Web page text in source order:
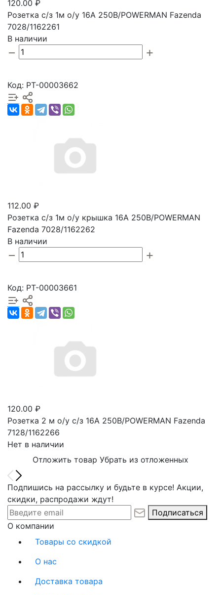
120.00 ₽
Розетка с/з 1м о/у 16А 250В/POWERMAN Fazenda
7028/1162261
В наличии
Код: РТ-00003662
112.00 ₽
Розетка с/з 1м о/у крышка 16А 250В/POWERMAN
Fazenda 7028/1162262
В наличии
Код: РТ-00003661
120.00 ₽
Розетка 2 м о/у с/з 16А 250В/POWERMAN Fazenda
7128/1162266
Нет в наличии
Отложить товар Убрать из отложенных
Подпишись на рассылку и будьте в курсе! Акции,
скидки, распродажи ждут!
Подписаться
О компании
Товары со скидкой
О нас
Доставка товара